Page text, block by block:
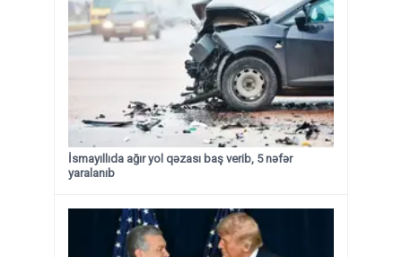
İsmayıllıda ağır yol qəzası baş verib, 5 nəfər
yaralanıb